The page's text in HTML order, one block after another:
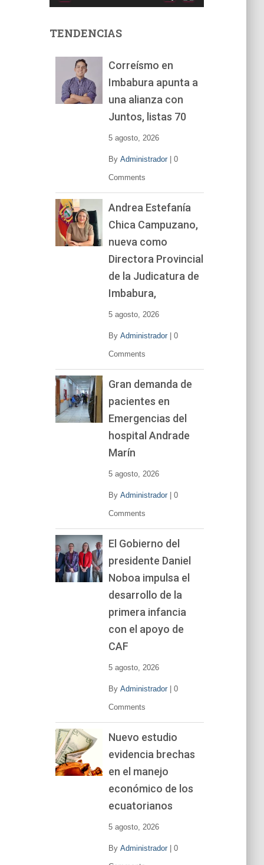
tTENDENCIAS
Correísmo en
Imbabura apunta a
una alianza con
Juntos, listas 70
5 agosto, 2026
By Administrador| 0
Comments
Andrea Estefanía
Chica Campuzano,
nueva como
Directora Provincial
de la Judicatura de
Imbabura,
5 agosto, 2026
By Administrador| 0
Comments
Gran demanda de
pacientes en
Emergencias del
hospital Andrade
Marín
5 agosto, 2026
By Administrador| 0
Comments
El Gobierno del
presidente Daniel
Noboa impulsa el
desarrollo de la
primera infancia
con el apoyo de
CAF
5 agosto, 2026
By Administrador| 0
Comments
Nuevo estudio
evidencia brechas
en el manejo
económico de los
ecuatorianos
5 agosto, 2026
By Administrador| 0